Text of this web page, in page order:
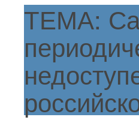
ТЕМА: